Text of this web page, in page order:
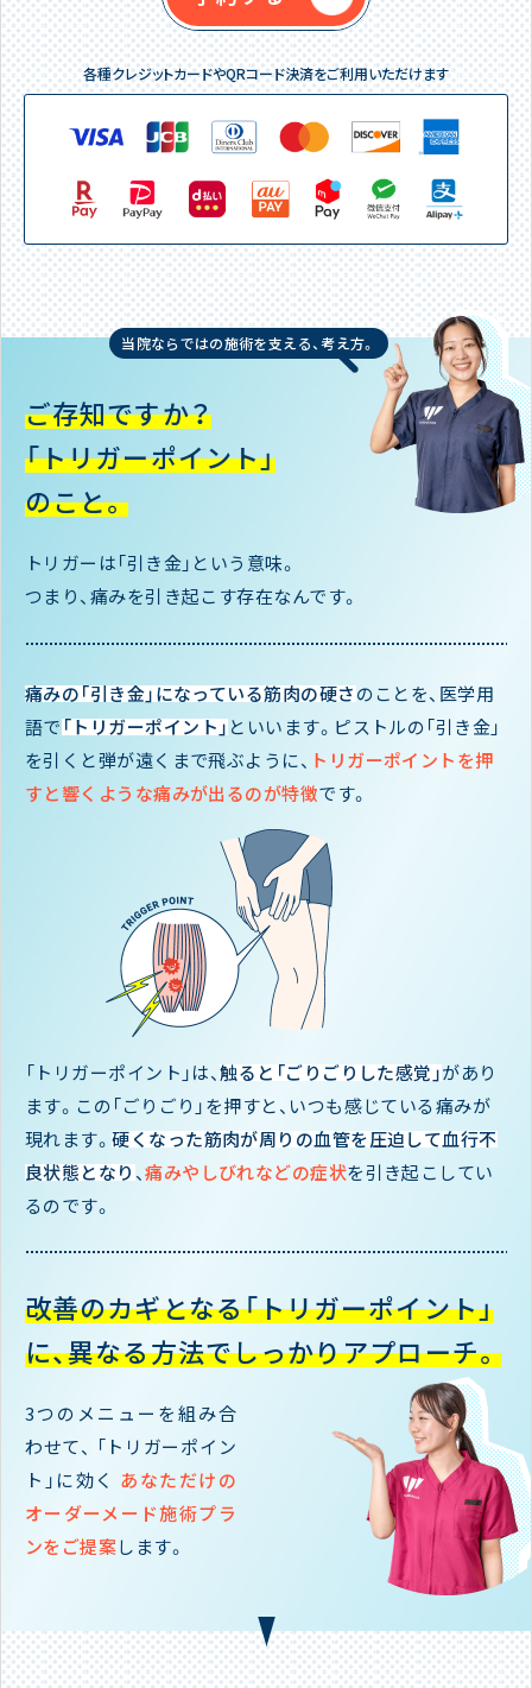
各種クレジットカードやQRコード決済をご利用いただけます
当院ならではの施術を支える、考え方。
ご存知ですか？
「トリガーポイント」
のこと。
トリガーは「引き金」という意味。
つまり、痛みを引き起こす存在なんです。
痛みの「引き金」になっている筋肉の硬さのことを、医学用
語で「トリガーポイント」といいます。ピストルの「引き金」
を引くと弾が遠くまで飛ぶように、 トリガーポイントを押
すと響くような痛みが出るのが特徴です。
「トリガーポイント」は、触ると「ごりごりした感覚」があり
ます。この「ごりごり」を押すと、いつも感じている痛みが
現れます。硬くなった筋肉が周りの血管を圧迫して血行不
良状態となり、痛みやしびれなどの症状を引き起こしてい
るのです。
改善のカギとなる「トリガーポイント」
に、異なる方法でしっかりアプローチ。
3つのメニューを組み合
わせて、 「トリガーポイン
ト」に効く あなただけの
オーダーメード施術プラ
ンをご提案します。